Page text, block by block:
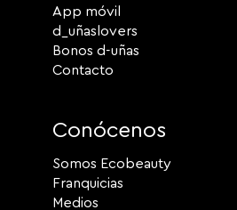
App móvil
d_uñaslovers
Bonos d-uñas
Contacto
Conócenos
Somos Ecobeauty
Franquicias
Medios